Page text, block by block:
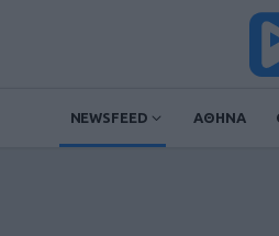
NEWSFEED ΑΘΗΝΑ